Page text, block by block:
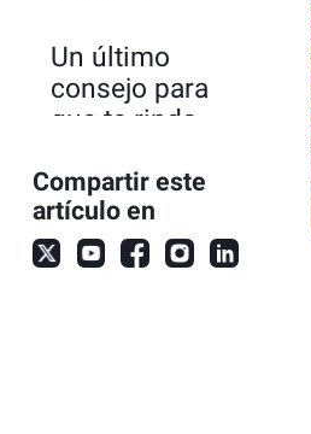
Un último
consejo para
que te rinda
Compartir este
artículo en